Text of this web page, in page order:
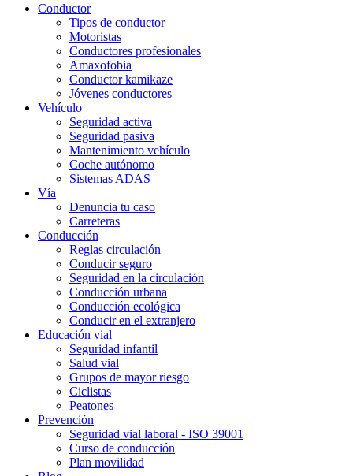
Conductor
Tipos de conductor
Motoristas
Conductores profesionales
Amaxofobia
Conductor kamikaze
Jóvenes conductores
Vehículo
Seguridad activa
Seguridad pasiva
Mantenimiento vehículo
Coche autónomo
Sistemas ADAS
Vía
Denuncia tu caso
Carreteras
Conducción
Reglas circulación
Conducir seguro
Seguridad en la circulación
Conducción urbana
Conducción ecológica
Conducir en el extranjero
Educación vial
Seguridad infantil
Salud vial
Grupos de mayor riesgo
Ciclistas
Peatones
Prevención
Seguridad vial laboral - ISO 39001
Curso de conducción
Plan movilidad